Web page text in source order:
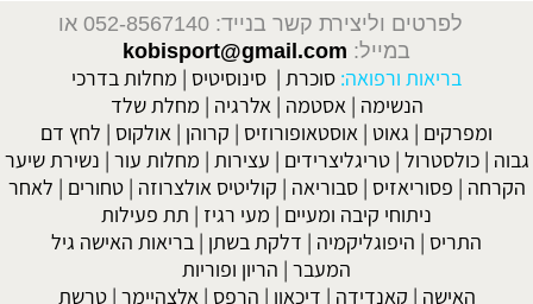
לפרטים וליצירת קשר בנייד: 052-8567140
או
במייל: kobisport@gmail.com
בריאות ורפואה: סוכרת | סינוסיטיס | מחלות בדרכי
הנשימה | אסטמה | אלרגיה | מחלת שלד
ומפרקים | גאוט | אוסטאופורוזיס | קרוהן | אולקוס | לחץ דם
גבוה |כולסטרול |טריגליצרידים | עצירות | מחלות עור | נשירת שיער
הקרחה | פסוריאזיס |סבוריאה | קוליטיס אולצרוזה |טחורים | לאחר
ניתוחי קיבה ומעיים | מעי רגיז | תת פעילות
התריס | היפוגליקמיה | דלקת בשתן | בריאות האישה גיל
המעבר | הריון ופוריות
האישה | קאנדידה | דיכאון | הרפס | אלצהיימר |טרשת